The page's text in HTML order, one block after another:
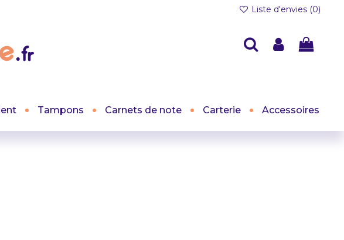
Liste d'envies (0)
Tampons Carnets de note Carterie Accessoires